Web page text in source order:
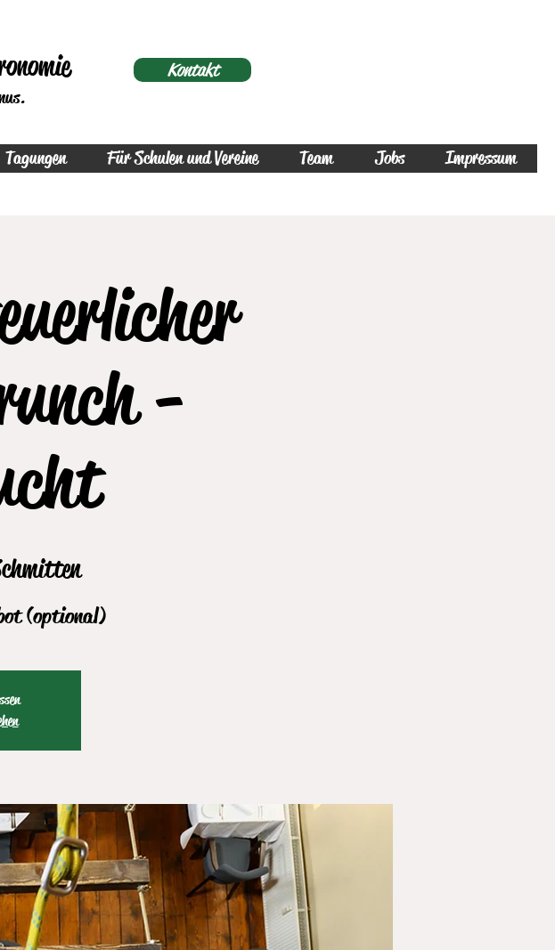
Kontakt
Tagungen Für Schulen und Vereine Team Jobs Impressum
-
(optional)